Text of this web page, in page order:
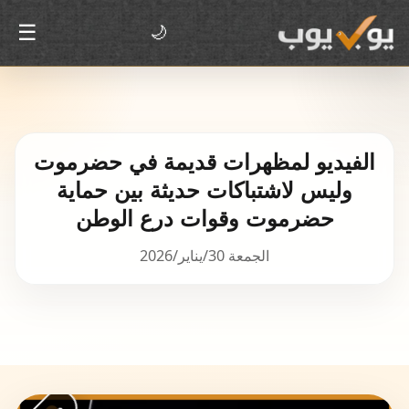
🌙
☰
الفيديو لمظهرات قديمة في حضرموت
حضرموت وقوات درع الوطن
الجمعة 30/يناير/2026